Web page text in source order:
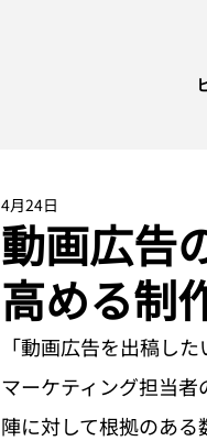
動画広告
高める制
4月24日
「動画広告を出稿し
マーケティング担当
陣に対して根拠のあ